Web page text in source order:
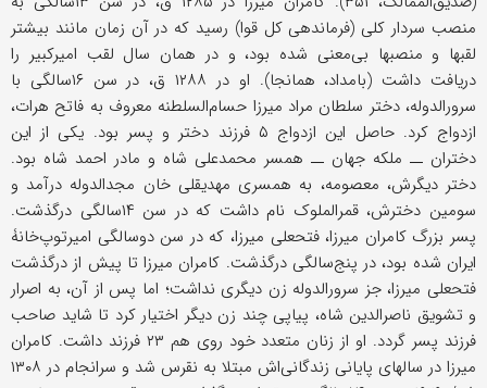
منصب سردار کلی (فرماندهی کل قوا) رسید که در آن زمان مانند بیشتر
لقبها و منصبها بی‌معنی شده بود، و در همان سال لقب امیرکبیر را
دریافت داشت (بامداد، همانجا). او در ۱۲۸۸ ق، در سن ۱۶سالگی با
سرورالدوله، دختر سلطان مراد میرزا حسام‌السلطنه معروف به فاتح هرات،
ازدواج کرد. حاصل این ازدواج ۵ فرزند دختر و پسر بود. یکی از این
دختران ــ ملکه جهان ــ همسر محمدعلی شاه و مادر احمد شاه بود.
دختر دیگرش، معصومه، به همسری مهدیقلی خان مجدالدوله درآمد و
سومین دخترش، قمرالملوک نام داشت که در سن ۱۴سالگی درگذشت.
پسر بزرگ کامران میرزا، فتحعلی میرزا، که در سن دوسالگی امیرتوپ‌خانۀ
ایران شده بود، در پنج‌سالگی درگذشت. کامران میرزا تا پیش از درگذشت
فتحعلی میرزا، جز سرورالدوله زن دیگری نداشت؛ اما پس از ‌آن، به اصرار
و تشویق ناصرالدین شاه، پیاپی چند زن دیگر اختیار کرد تا شاید صاحب
فرزند پسر گردد. او از زنان متعدد خود روی هم ۲۳ فرزند داشت. کامران
میرزا در سالهای پایانی زندگانی‌اش مبتلا به نقرس شد و سرانجام در ۱۳۰۸